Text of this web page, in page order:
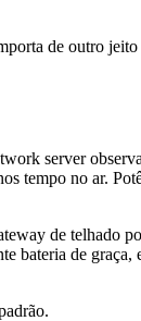
de outro
server
tempo no ar.
de telhado
bateria de graça,